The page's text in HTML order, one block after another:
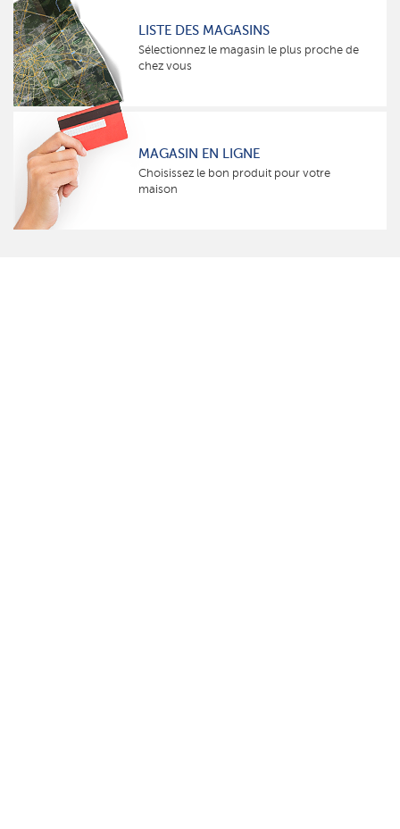
LISTE DES MAGASINS
Sélectionnez le magasin le plus proche de
chez vous
MAGASIN EN LIGNE
Choisissez le bon produit pour votre
maison